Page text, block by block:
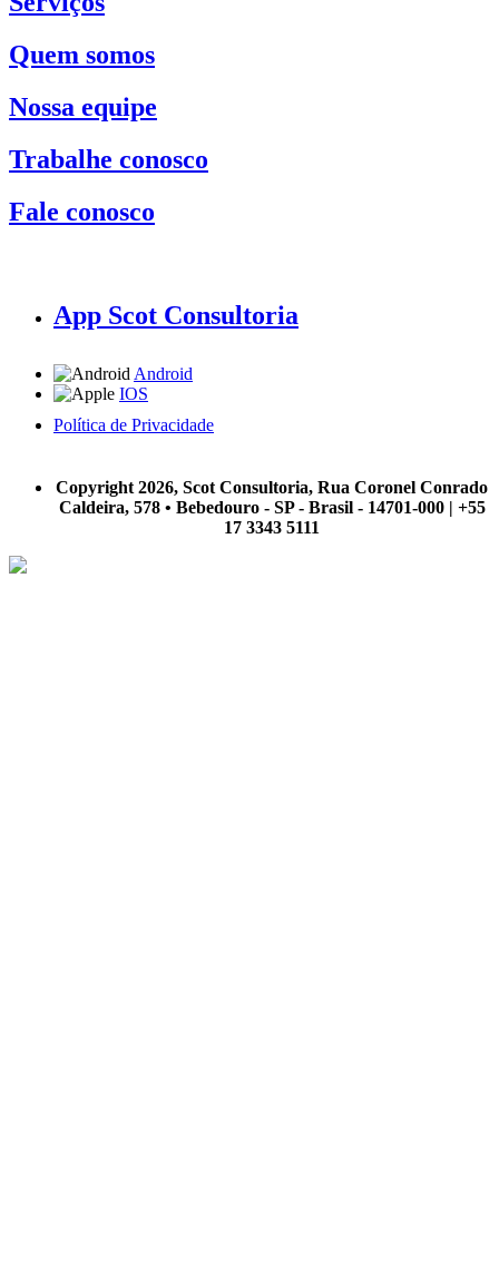
Quem somos
Nossa equipe
Trabalhe conosco
Fale conosco
App Scot Consultoria
Android
IOS
Política de Privacidade
Copyright 2026, Scot Consultoria, Rua Coronel Conrado
Caldeira, 578 • Bebedouro - SP - Brasil - 14701-000 | +55
17 3343 5111